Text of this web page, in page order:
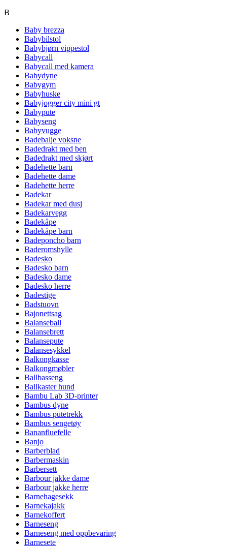
B
Baby brezza
Babybilstol
Babybjørn vippestol
Babycall
Babycall med kamera
Babydyne
Babygym
Babyhuske
Babyjogger city mini gt
Babypute
Babyseng
Babyvugge
Badebalje voksne
Badedrakt med ben
Badedrakt med skjørt
Badehette barn
Badehette dame
Badehette herre
Badekar
Badekar med dusj
Badekarvegg
Badekåpe
Badekåpe barn
Badeponcho barn
Baderomshylle
Badesko
Badesko barn
Badesko dame
Badesko herre
Badestige
Badstuovn
Bajonettsag
Balanseball
Balansebrett
Balansepute
Balansesykkel
Balkongkasse
Balkongmøbler
Ballbasseng
Ballkaster hund
Bambu Lab 3D-printer
Bambus dyne
Bambus putetrekk
Bambus sengetøy
Bananfluefelle
Banjo
Barberblad
Barbermaskin
Barbersett
Barbour jakke dame
Barbour jakke herre
Barnehagesekk
Barnekajakk
Barnekoffert
Barneseng
Barneseng med oppbevaring
Barnesete